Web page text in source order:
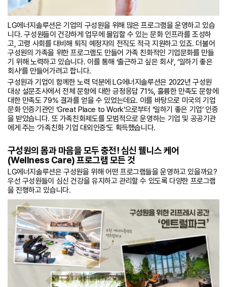
LG에너지솔루션은 기업의 구성원을 위해 많은 프로그램을 운영하고 있습
니다. 구성원들이 건강하게 업무에 몰입할 수 있는 문화 인프라를 조성하
고, 고령 사회를 대비해 퇴직 예정자의 전직도 적극 지원하고 있죠. 더불어
구성원의 가족을 위한 프로그램도 만들어 가족 친화적인 기업문화를 만들
기 위해 노력하고 있습니다. 이를 통해 ‘출근하고 싶은 회사’, ‘일하기 좋은
회사’를 만들어가려고 합니다.
구성원과 기업이 함께한 노력 덕분에 LG에너지솔루션은 2022년 구성원
대상 설문조사에서 전체 문항에 대한 긍정응답 71%, 훌륭한 만족도 문항에
대한 만족도 79% 결과를 얻을 수 있었는데요. 이를 바탕으로 미국의 기업
문화 인증기관인 ‘Great Place to Work’으로부터 ‘일하기 좋은 기업’ 인증
을 받았습니다. 또 가족친화제도를 모범적으로 운영하는 기업 및 공공기관
에게 주는 ‘가족친화 기업 대외인증’도 획득했습니다.
구성원의 몸과 마음을 모두 충전! 심신 웰니스 케어
(Wellness Care) 프로그램 모든 것
LG에너지솔루션은 구성원을 위해 어떤 프로그램들을 운영하고 있을까요?
우선 구성원들이 심신 건강을 유지하고 관리할 수 있도록 다양한 프로그램
을 진행하고 있습니다.